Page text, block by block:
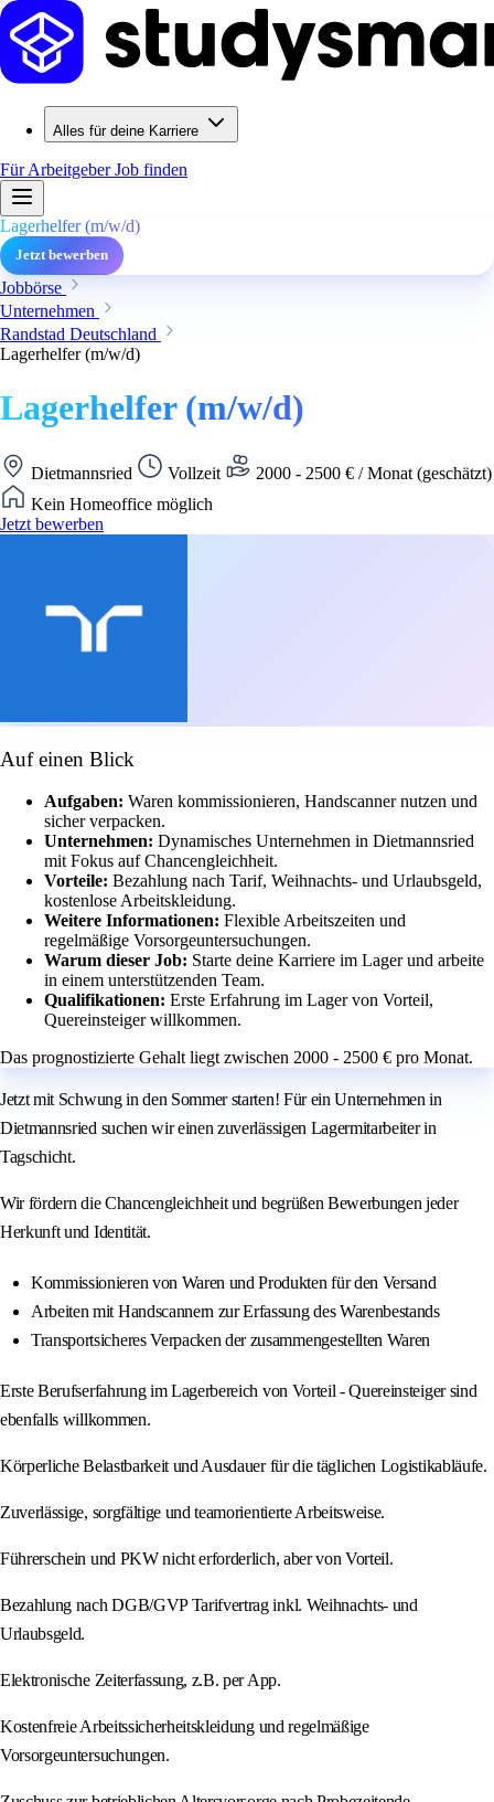
Alles für deine Karriere
Für ArbeitgeberJob finden
Lagerhelfer (m/w/d)
Jetzt bewerben
Jobbörse
Unternehmen
Randstad Deutschland
Lagerhelfer (m/w/d)
Lagerhelfer (m/w/d)
Dietmannsried Vollzeit
2000 - 2500 € / Monat (geschätzt)
Kein Homeoffice möglich
Jetzt bewerben
Auf einen Blick
Aufgaben: Waren kommissionieren, Handscanner nutzen und
sicher verpacken.
Unternehmen: Dynamisches Unternehmen in Dietmannsried
mit Fokus auf Chancengleichheit.
Vorteile: Bezahlung nach Tarif, Weihnachts- und Urlaubsgeld,
kostenlose Arbeitskleidung.
Weitere Informationen: Flexible Arbeitszeiten und
regelmäßige Vorsorgeuntersuchungen.
Warum dieser Job: Starte deine Karriere im Lager und arbeite
in einem unterstützenden Team.
Qualifikationen: Erste Erfahrung im Lager von Vorteil,
Quereinsteiger willkommen.
Das prognostizierte Gehalt liegt zwischen 2000 - 2500 € pro Monat.
Jetzt mit Schwung in den Sommer starten! Für ein Unternehmen in
Dietmannsried suchen wir einen zuverlässigen Lagermitarbeiter in
Tagschicht.
Wir fördern die Chancengleichheit und begrüßen Bewerbungen jeder
Herkunft und Identität.
Kommissionieren von Waren und Produkten für den Versand
Arbeiten mit Handscannern zur Erfassung des Warenbestands
Transportsicheres Verpacken der zusammengestellten Waren
Erste Berufserfahrung im Lagerbereich von Vorteil - Quereinsteiger sind
ebenfalls willkommen.
Körperliche Belastbarkeit und Ausdauer für die täglichen Logistikabläufe.
Zuverlässige, sorgfältige und teamorientierte Arbeitsweise.
Führerschein und PKW nicht erforderlich, aber von Vorteil.
Bezahlung nach DGB/GVP Tarifvertrag inkl. Weihnachts- und
Urlaubsgeld.
Elektronische Zeiterfassung, z.B. per App.
Kostenfreie Arbeitssicherheitskleidung und regelmäßige
Vorsorgeuntersuchungen.